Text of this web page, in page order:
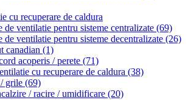
cu recuperare de caldura
de ventilatie pentru sisteme centralizate (69)
de ventilatie pentru sisteme decentralizate (26)
canadian (1)
acoperis / perete (71)
cu recuperare de caldura (38)
grile (69)
/ racire / umidificare (20)